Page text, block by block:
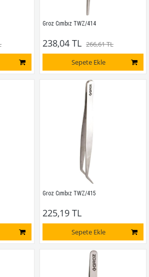
Groz Cımbız TWZ/414
238,04 TL 266,61 TL
Sepete Ekle
Groz Cımbız TWZ/415
225,19 TL
Sepete Ekle